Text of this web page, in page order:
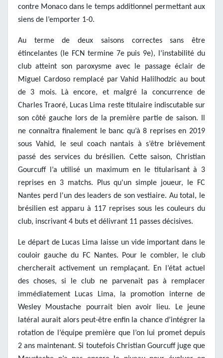
contre Monaco dans le temps additionnel permettant aux
siens de l’emporter 1-0.
Au terme de deux saisons correctes sans être
étincelantes (le FCN termine 7e puis 9e), l’instabilité du
club atteint son paroxysme avec le passage éclair de
Miguel Cardoso remplacé par Vahid Halilhodzic au bout
de 3 mois. Là encore, et malgré la concurrence de
Charles Traoré, Lucas Lima reste titulaire indiscutable sur
son côté gauche lors de la première partie de saison. Il
ne connaîtra finalement le banc qu’à 8 reprises en 2019
sous Vahid, le seul coach nantais à s’être brièvement
passé des services du brésilien. Cette saison, Christian
Gourcuff l’a utilisé un maximum en le titularisant à 3
reprises en 3 matchs. Plus qu'un simple joueur, le FC
Nantes perd l'un des leaders de son vestiaire. Au total, le
brésilien est apparu à 117 reprises sous les couleurs du
club, inscrivant 4 buts et délivrant 11 passes décisives.
Le départ de Lucas Lima laisse un vide important dans le
couloir gauche du FC Nantes. Pour le combler, le club
chercherait activement un remplaçant. En l’état actuel
des choses, si le club ne parvenait pas à remplacer
immédiatement Lucas Lima, la promotion interne de
Wesley Moustache pourrait bien avoir lieu. Le jeune
latéral aurait alors peut-être enfin la chance d’intégrer la
rotation de l’équipe première que l’on lui promet depuis
2 ans maintenant. Si toutefois Christian Gourcuff juge que